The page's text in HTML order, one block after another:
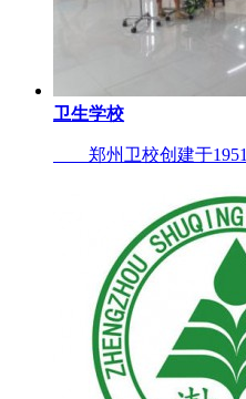
卫生学校
郑州卫校创建于1951